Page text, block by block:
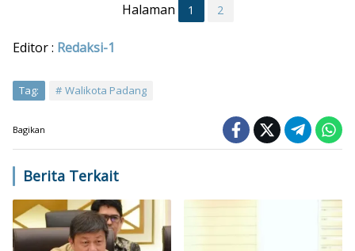
Halaman 1 2
Editor : Redaksi-1
Tag: Walikota Padang
Bagikan
Berita Terkait